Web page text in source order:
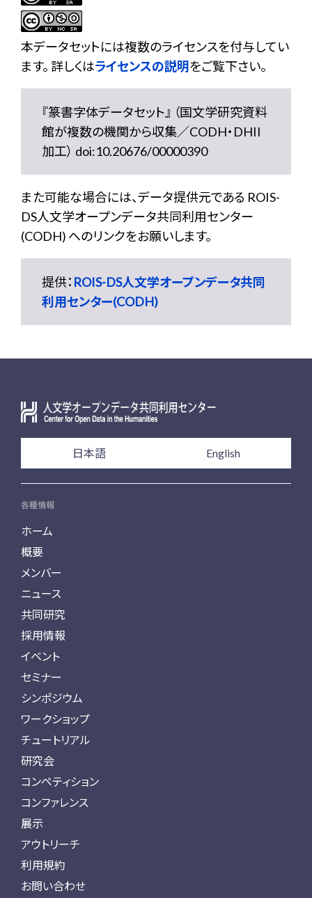
本データセットには複数のライセンスを付与してい
ます。 詳しくはライセンスの説明をご覧下さい。
『篆書字体データセット』 （国文学研究資料
館が複数の機関から収集／CODH・DHII
加工） doi:10.20676/00000390
また可能な場合には、データ提供元である ROIS-
DS人文学オープンデータ共同利用センター
(CODH) へのリンクをお願いします。
提供： ROIS-DS人文学オープンデータ共同
利用センター(CODH)
日本語 English
各種情報
ホーム
概要
メンバー
ニュース
共同研究
採用情報
イベント
セミナー
シンポジウム
ワークショップ
チュートリアル
研究会
コンペティション
コンファレンス
展示
アウトリーチ
利用規約
お問い合わせ